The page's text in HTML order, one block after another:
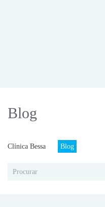
Blog
Clínica Bessa Blog